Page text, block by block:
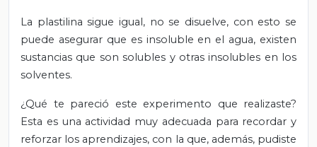
La plastilina sigue igual, no se disuelve, con esto se
puede asegurar que es insoluble en el agua, existen
sustancias que son solubles y otras insolubles en los
solventes.
¿Qué te pareció este experimento que realizaste?
Esta es una actividad muy adecuada para recordar y
reforzar los aprendizajes, con la que, además, pudiste